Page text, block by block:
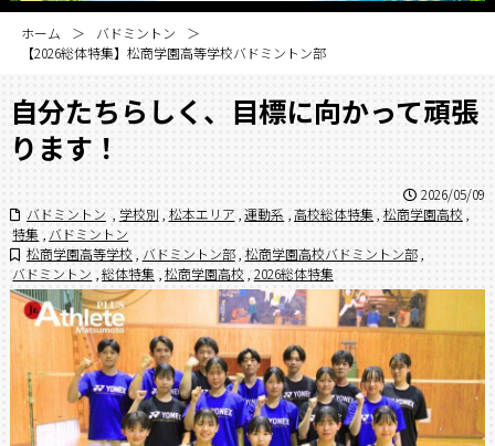
ホーム
バドミントン
【2026総体特集】松商学園高等学校バドミントン部
自分たちらしく、目標に向かって頑張
ります！
2026/05/09
バドミントン
学校別 松本エリア 運動系 ,高校総体特集 松商学園高校 ,
特集
バドミントン
松商学園高等学校
バドミントン部 松商学園高校バドミントン部
バドミントン ,総体特集 松商学園高校 2026総体特集